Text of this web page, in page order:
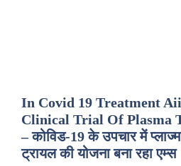
In Covid 19 Treatment
Clinical Trial Of Plasma
– कोविड-19 के उपचार में
ट्रायल की योजना बना रहा एम्स